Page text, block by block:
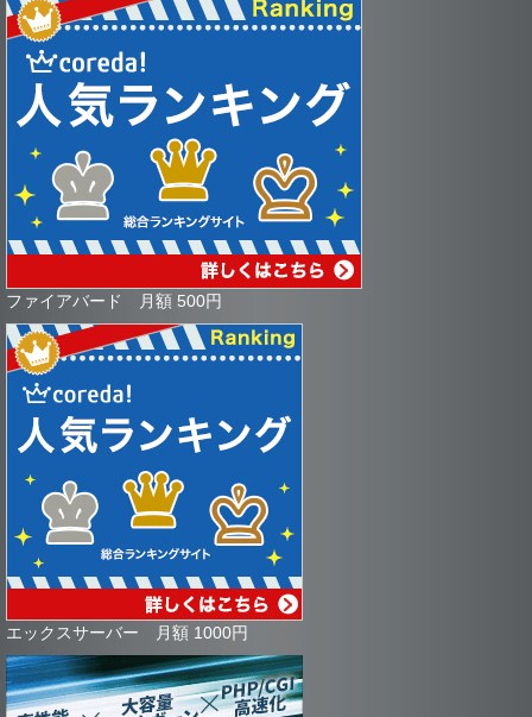
ファイアバード 月額 500円
エックスサーバー 月額 1000円